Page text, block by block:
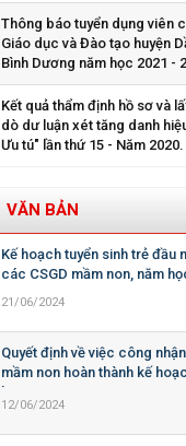
Thông báo tuyển dụng viên
Giáo dục và Đào tạo huyện
Bình Dương năm học 2021 -
Kết quả thẩm định hồ sơ và
dò dư luận xét tăng danh
Ưu tú" lần thứ 15 - Năm 2020.
VĂN BẢN
Kế hoạch tuyển sinh trẻ đầu
các CSGD mầm non, năm
21/06/2024
Quyết định về việc công nhận
mầm non hoàn thành kế
học 2023-2024
12/06/2024